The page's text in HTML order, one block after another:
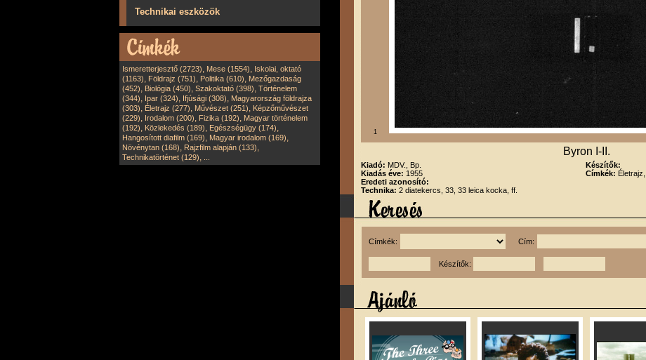
Technikai eszközök
Ismeretterjesztő (2723), Mese (1554), Iskolai, oktató
(1163), Földrajz (751), Politika (610), Mezőgazdaság
(452), Biológia (450), Szakoktató (398), Történelem
(344), Ipar (324), Ifjúsági (308), Magyarország földrajza
(303), Életrajz (277), Művészet (251), Képzőművészet
(229), Irodalom (200), Fizika (192), Magyar történelem
(192), Közlekedés (189), Egészségügy (174),
Hangosított diafilm (169), Magyar irodalom (169),
Növénytan (168), Rajzfilm alapján (133),
Technikatörténet (129),
1
Byron I-II.
Kiadó: MDV., Bp.
Kiadás éve: 1955
Eredeti azonosító:
Technika: 2 diatekercs, 33, 33 leica kocka, ff.
Készítők:
Címkék:
Címkék: Cím:
Készítők: